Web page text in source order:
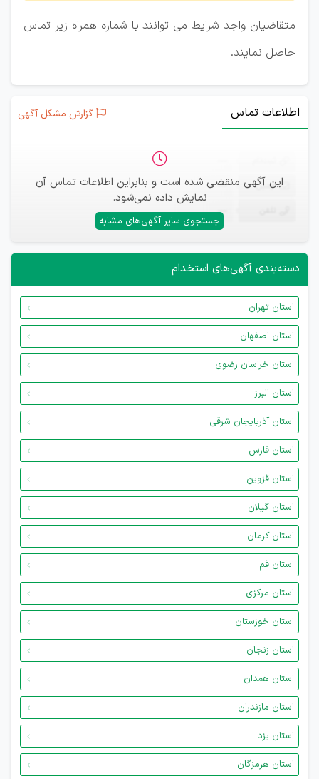
متقاضیان واجد شرایط می توانند با شماره همراه زیر تماس
حاصل نمایند.
اطلاعات تماس گزارش مشکل آگهی
این آگهی منقضی شده است و بنابراین اطلاعات تماس آن
نمایش داده نمی‌شود.
جستجوی سایر آگهی‌های مشابه
ایمیل —
—
دسته‌بندی آگهی‌های استخدام
استان تهران
استان اصفهان
استان خراسان رضوی
استان البرز
استان آذربایجان شرقی
استان فارس
استان قزوین
استان گیلان
استان کرمان
استان قم
استان مرکزی
استان خوزستان
استان زنجان
استان همدان
استان مازندران
استان یزد
استان هرمزگان